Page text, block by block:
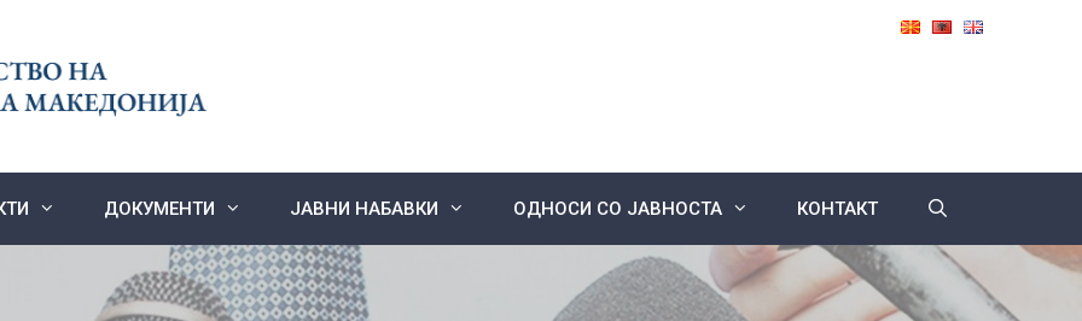
ДОКУМЕНТИ ЈАВНИ НАБАВКИ ОДНОСИ СО ЈАВНОСТА КОНТАКТ